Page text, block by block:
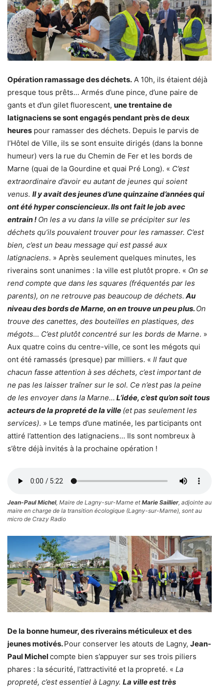
Opération ramassage des déchets. A 10h, ils étaient déjà
presque tous prêts… Armés d’une pince, d’une paire de
gants et d’un gilet fluorescent, une trentaine de
latignaciens se sont engagés pendant près de deux
heures pour ramasser des déchets. Depuis le parvis de
l’Hôtel de Ville, ils se sont ensuite dirigés (dans la bonne
humeur) vers la rue du Chemin de Fer et les bords de
Marne (quai de la Gourdine et quai Pré Long). « C’est
extraordinaire d’avoir eu autant de jeunes qui soient
venus. Il y avait des jeunes d’une quinzaine d’années qui
ont été hyper consciencieux. Ils ont fait le job avec
entrain ! On les a vu dans la ville se précipiter sur les
déchets qu’ils pouvaient trouver pour les ramasser. C’est
bien, c’est un beau message qui est passé aux
latignaciens. » Après seulement quelques minutes, les
riverains sont unanimes : la ville est plutôt propre. « On se
rend compte que dans les squares (fréquentés par les
parents), on ne retrouve pas beaucoup de déchets. Au
niveau des bords de Marne, on en trouve un peu plus. On
trouve des canettes, des bouteilles en plastiques, des
mégots… C’est plutôt concentré sur les bords de Marne. »
Aux quatre coins du centre-ville, ce sont les mégots qui
ont été ramassés (presque) par milliers. « Il faut que
chacun fasse attention à ses déchets, c’est important de
ne pas les laisser traîner sur le sol. Ce n’est pas la peine
de les envoyer dans la Marne… L’idée, c’est qu’on soit tous
acteurs de la propreté de la ville (et pas seulement les
services). » Le temps d’une matinée, les participants ont
attiré l’attention des latignaciens… Ils sont nombreux à
s’être déjà invités à la prochaine opération !
Jean-Paul Michel, Maire de Lagny-sur-Marne etMarie Saillier, adjointe au
maire en charge de la transition écologique (Lagny-sur-Marne), sont au
micro de Crazy Radio
De la bonne humeur, des riverains méticuleux et des
jeunes motivés.Pour conserver les atouts de Lagny, Jean-
Paul Michelcompte bien s’appuyer sur ses trois piliers
phares : la sécurité, l’attractivité et la propreté. « La
propreté, c’est essentiel à Lagny. La ville est très